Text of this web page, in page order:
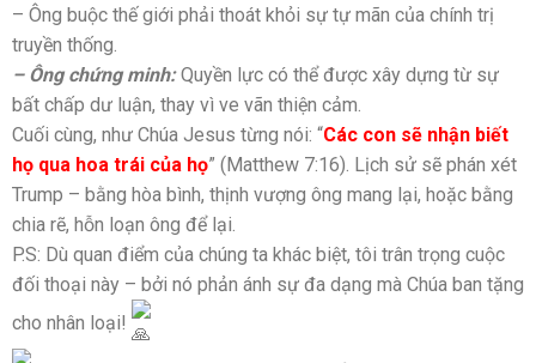
– Ông buộc thế giới phải thoát khỏi sự tự mãn của chính trị
truyền thống.
– Ông chứng minh:Quyền lực có thể được xây dựng từ sự
bất chấp dư luận, thay vì ve vãn thiện cảm.
Cuối cùng, như Chúa Jesus từng nói: “Các con sẽ nhận biết
họ qua hoa trái của họ” (Matthew 7:16). Lịch sử sẽ phán xét
Trump – bằng hòa bình, thịnh vượng ông mang lại, hoặc bằng
chia rẽ, hỗn loạn ông để lại.
P.S: Dù quan điểm của chúng ta khác biệt, tôi trân trọng cuộc
đối thoại này – bởi nó phản ánh sự đa dạng mà Chúa ban tặng
cho nhân loại!